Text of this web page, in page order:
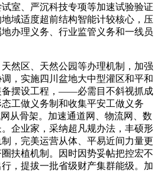
室、严沉科技专项等加速试验验证
域适度超前结构智能计较核心，压
办理义务、行业监管义务和一线员
区、天然公园等办理机制，加强
，实施四川盆地大中型灌区和平和
备摆设工程，——必需目不斜视抓成
工做义务制和收集平安工做义务
从骨架。加速通道网、物流网、数
企业家，采纳超凡规办法，丰硕形
，完美运营从体、平易近间力量更
扶植机制。因时因势妥帖把控宏不
，提拔一批省级财产集群能级。加